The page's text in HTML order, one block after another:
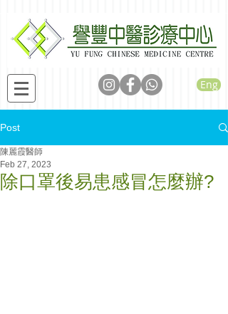
Eng
Post
除口罩後易患感冒怎麼辦?
陳麗霞醫師
Feb 27, 2023